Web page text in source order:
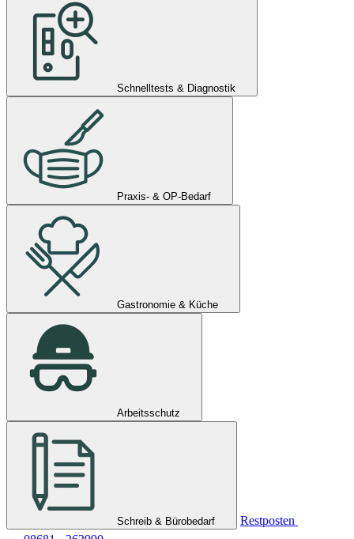
Schnelltests & Diagnostik
Praxis- & OP-Bedarf
Gastronomie & Küche
Arbeitsschutz
Schreib & Bürobedarf
Restposten